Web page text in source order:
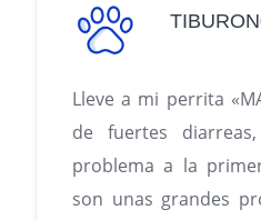
Lleve a mi perrita
de fuertes
problema a la
son unas grandes